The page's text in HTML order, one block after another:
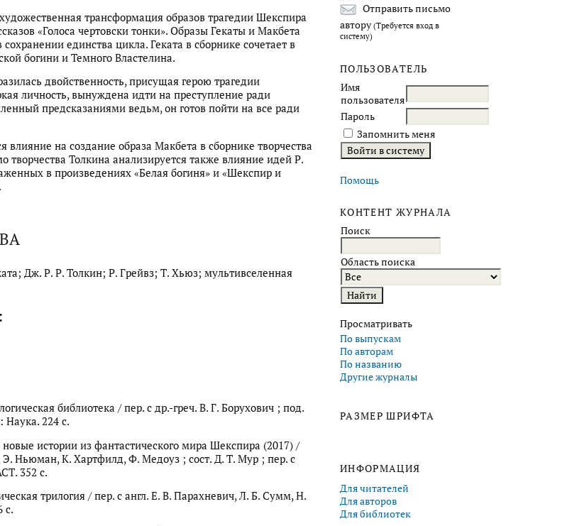
Отправить письмо
автору (Требуется вход в
систему)
ПОЛЬЗОВАТЕЛЬ
Имя
пользователя
Пароль
Запомнить меня
Помощь
КОНТЕНТ ЖУРНАЛА
Поиск
Область поиска
Просматривать
По выпускам
По авторам
По названию
Другие журналы
РАЗМЕР ШРИФТА
ИНФОРМАЦИЯ
Для читателей
Для авторов
Для библиотек
трансформация образов трагедии Шекспира
«Голоса чертовски тонки». Образы Гекаты и Макбета
единства цикла. Геката в сборнике сочетает в
богини и Темного Властелина.
двойственность, присущая герою трагедии
личность, вынуждена идти на преступление ради
предсказаниями ведьм, он готов пойти на все ради
влияние на создание образа Макбета в сборнике творчества
творчества Толкина анализируется также влияние идей Р.
в произведениях «Белая богиня» и «Шекспир и
Дж. Р. Р. Толкин; Р. Грейвз; Т. Хьюз; мультивселенная
библиотека / пер. с др.-греч. В. Г. Борухович ; под.
Наука. 224 с.
новые истории из фантастического мира Шекспира (2017) /
Э. Ньюман, К. Хартфилд, Ф. Медоуз ; сост. Д. Т. Мур ; пер. с
352 с.
трилогия / пер. с англ. Е. В. Парахневич, Л. Б. Сумм, Н.
с.